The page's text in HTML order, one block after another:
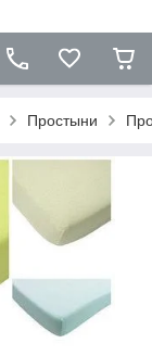
Простыни